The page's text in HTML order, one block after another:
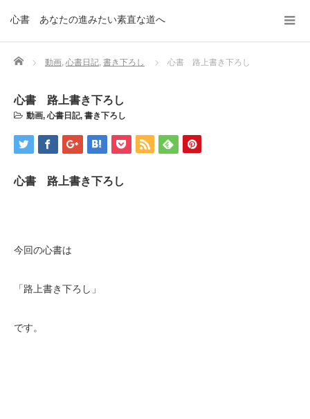
心書 あなたの進みたい素直な道へ
Home 動画, 心書日記, 書き下ろし 心書 路上書き下ろし
心書 路上書き下ろし
動画,心書日記, 書き下ろし
心書 路上書き下ろし
今回の心書は
「路上書き下ろし」
です。